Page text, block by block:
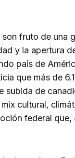
fruto de una
y la apertura
país de
que más de
subida de
cultural,
federal